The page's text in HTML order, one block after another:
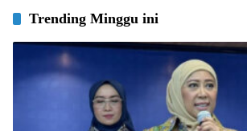
Trending Minggu ini